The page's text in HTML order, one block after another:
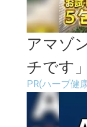
アマゾ
チです
PR(ハーブ健